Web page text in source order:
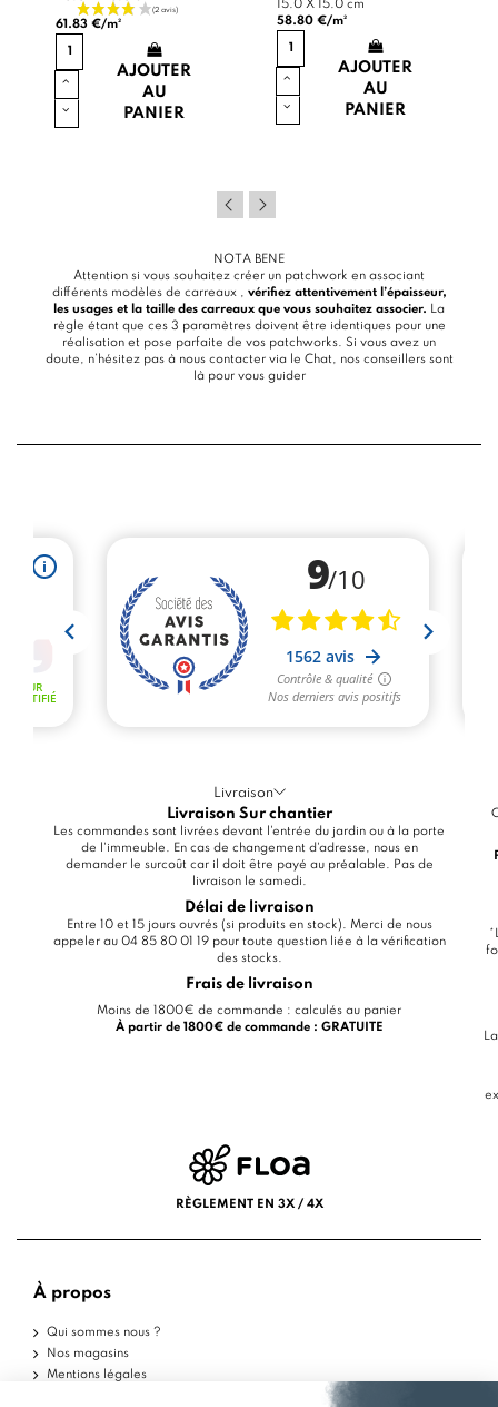
61.83 €/m²
AJOUTER
AU
PANIER
15.0 X 15.0 cm
58.80 €/m²
AJOUTER
AU
PANIER
NOTA BENE
Attention si vous souhaitez créer un patchwork en associant
différents modèles de carreaux , vérifiez attentivement l’épaisseur,
les usages et la taille des carreaux que vous souhaitez associer. La
règle étant que ces 3 paramètres doivent être identiques pour une
réalisation et pose parfaite de vos patchworks. Si vous avez un
doute, n’hésitez pas à nous contacter via le Chat, nos conseillers sont
là pour vous guider
Livraison
Livraison Sur chantier
Les commandes sont livrées devant l'entrée du jardin ou à la porte
de l'immeuble. En cas de changement d'adresse, nous en
demander le surcoût car il doit être payé au préalable. Pas de
livraison le samedi.
Délai de livraison
Entre 10 et 15 jours ouvrés (si produits en stock). Merci de nous
appeler au 04 85 80 01 19 pour toute question liée à la vérification
des stocks.
Frais de livraison
Moins de 1800€ de commande : calculés au panier
À partir de 1800€ de commande : GRATUITE
RÈGLEMENT EN 3X / 4X
À propos
Qui sommes nous ?
Nos magasins
Mentions légales